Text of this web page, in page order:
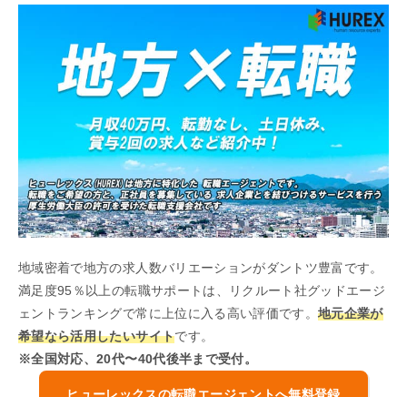
地域密着で地方の求人数バリエーションがダントツ豊富です。
満足度95％以上の転職サポートは、リクルート社グッドエージ
ェントランキングで常に上位に入る高い評価です。地元企業が
希望なら活用したいサイトです。
※全国対応、20代〜40代後半まで受付。